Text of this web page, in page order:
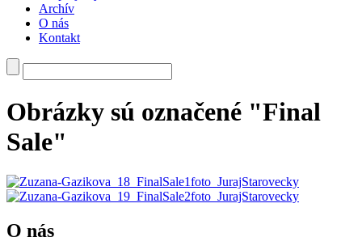
Nie je to chaos. Len už nie ste cieľová skupina.
Odev ako priestor pre vlastný príbeh
Od fotografie cez oblečenie k budovaniu komunít a späť
Archív
O nás
Kontakt
Obrázky sú označené "Final
Sale"
O nás